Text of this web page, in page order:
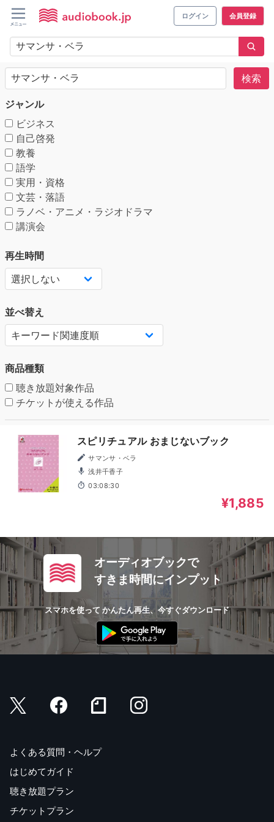
ログイン 会員登録
検索
ジャンル
ビジネス
自己啓発
教養
語学
実用・資格
文芸・落語
ラノベ・アニメ・ラジオドラマ
講演会
再生時間
並べ替え
商品種類
聴き放題対象作品
チケットが使える作品
スピリチュアル おまじないブック
サマンサ・ベラ
浅井千香子
03:08:30
¥1,885
オーディオブックで
すきま時間にインプット
スマホを使って かんたん再生、今すぐダウンロード
よくある質問・ヘルプ
はじめてガイド
聴き放題プラン
チケットプラン